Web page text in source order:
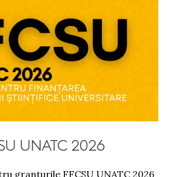
UNATC 2026
granturile FFCSU UNATC 2026